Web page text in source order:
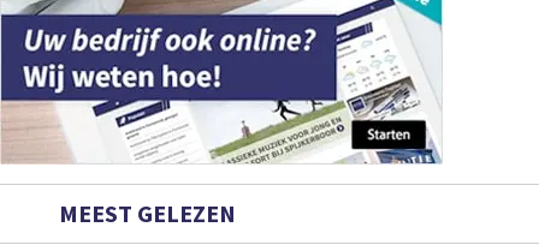
MEEST GELEZEN